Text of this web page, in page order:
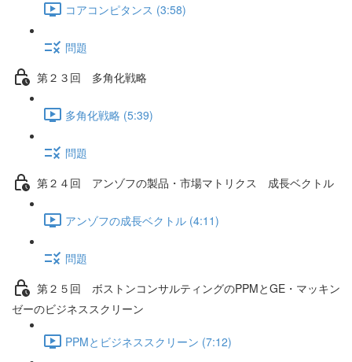
コアコンピタンス (3:58)
問題
第２３回 多角化戦略
多角化戦略 (5:39)
問題
第２４回 アンゾフの製品・市場マトリクス 成長ベクトル
アンゾフの成長ベクトル (4:11)
問題
第２５回 ボストンコンサルティングのPPMとGE・マッキン
ゼーのビジネススクリーン
PPMとビジネススクリーン (7:12)